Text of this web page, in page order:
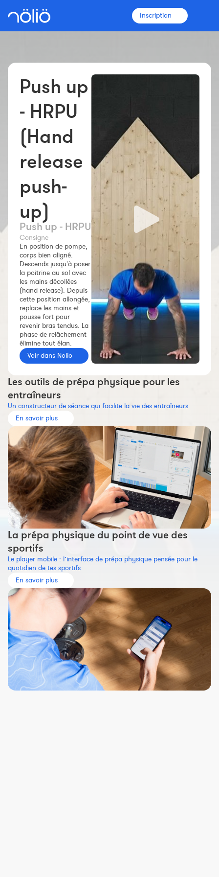
Inscription
La plateforme pour tous
Entraîneurs
Clubs
Sportifs
Plus d'informations
Fonctionnalités
Tarifs
Constructeur de séances
Sportif Premium
L'équipe Nolio
FAQ
Push up
- HRPU
(Hand
release
push-
up)
Push up - HRPU
Consigne
En position de pompe,
corps bien aligné.
Descends jusqu'à poser
la poitrine au sol avec
les mains décollées
(hand release). Depuis
cette position allongée,
replace les mains et
pousse fort pour
revenir bras tendus. La
phase de relâchement
élimine tout élan.
Voir dans Nolio
Les outils de prépa physique pour les
entraîneurs
Un constructeur de séance qui facilite la vie des entraîneurs
En savoir plus
La prépa physique du point de vue des
sportifs
Le player mobile : l’interface de prépa physique pensée pour le
quotidien de tes sportifs
En savoir plus